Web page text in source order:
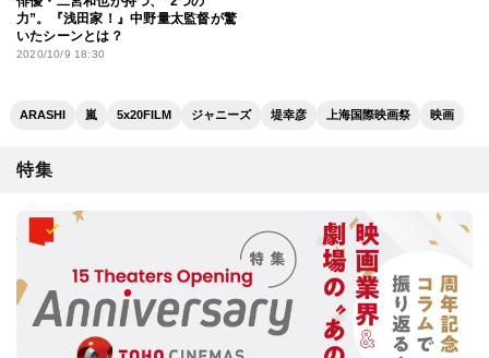
力”。『浅田家！』中野量太監督が驚
いたシーンとは？
2020/10/9 18:30
ARASHI 嵐 5x20FILM ジャニーズ 堤幸彦 上海国際映画祭 映画
特集